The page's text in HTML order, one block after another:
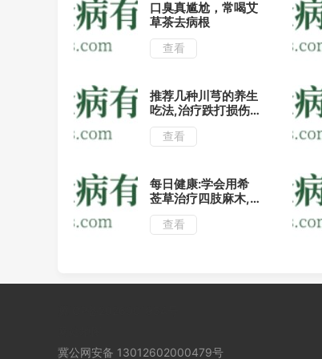
口臭真尴尬，常喝艾
草茶去病根
查看
推荐几种川芎的养生
吃法,治疗跌打损伤
有很大的好处!
查看
每日健康:学会用希
莶草治疗四肢麻木,
祛风止痛效果好!
查看
冀公网安备 13012602000479号